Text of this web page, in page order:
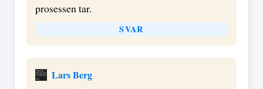
prosessen tar.
SVAR
Lars Berg